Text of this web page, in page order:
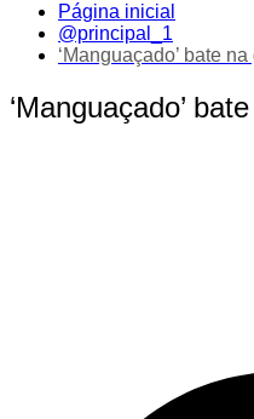
Página inicial
@principal_1
‘Manguaçado’ bate
‘Manguaçado’